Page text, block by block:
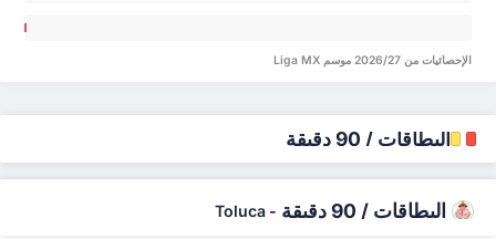
الإحصائيات من 2026/27 موسم Liga MX
البطاقات / 90 دقيقة
البطاقات / 90 دقيقة -
Toluca